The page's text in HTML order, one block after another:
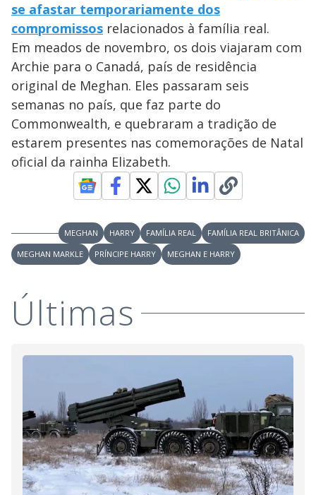
se afastar temporariamente dos
compromissos relacionados à família real.
Em meados de novembro, os dois viajaram com
Archie para o Canadá, país de residência
original de Meghan. Eles passaram seis
semanas no país, que faz parte do
Commonwealth, e quebraram a tradição de
estarem presentes nas comemorações de Natal
oficial da rainha Elizabeth.
MEGHAN HARRY FAMÍLIA REAL
FAMÍLIA REAL BRITÂNICA
MEGHAN MARKLE
PRÍNCIPE HARRY MEGHAN E HARRY
Últimas